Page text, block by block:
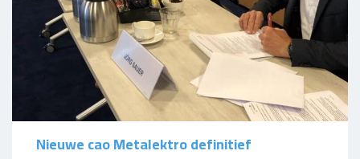
­­­­­­­­­­­­­­­­­­­­­Nieuwe cao Metalektro definitief